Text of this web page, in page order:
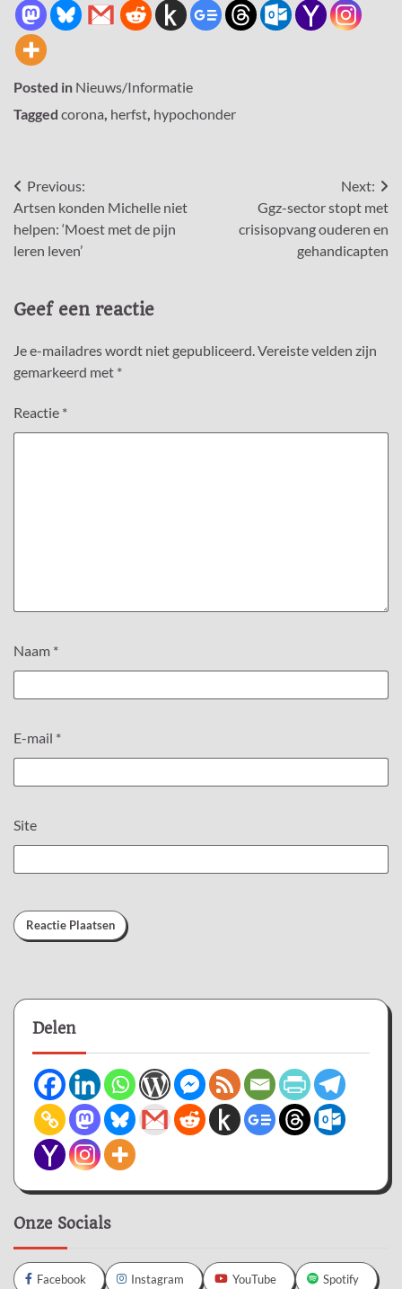
Posted in Nieuws/Informatie
Tagged corona, herfst, hypochonder
Bericht
navigatie
Previous:
Artsen konden Michelle niet
helpen: ‘Moest met de pijn
leren leven’
Next:
Ggz-sector stopt met
crisisopvang ouderen en
gehandicapten
Geef een reactie
Je e-mailadres wordt niet gepubliceerd.Vereiste velden zijn
gemarkeerd met *
Reactie *
Naam *
E-mail *
Site
Delen
Onze Socials
Facebook Instagram YouTube Spotify